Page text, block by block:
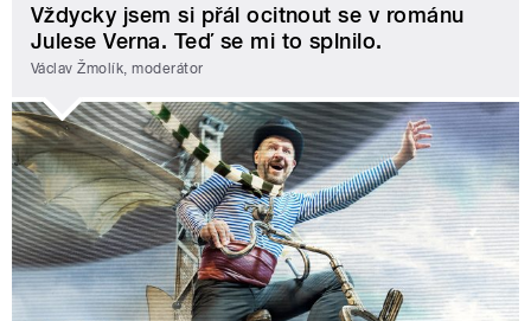
Vždycky jsem si přál ocitnout se v románu
Julese Verna. Teď se mi to splnilo.
Václav Žmolík, moderátor